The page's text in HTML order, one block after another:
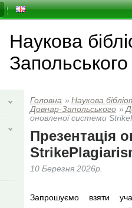
Наукова
Запольського
Головна » Наукова
Довнар-Запольського »
оновленої системи
Презентація
10 Березня 2026р.
Запрошуємо взяти